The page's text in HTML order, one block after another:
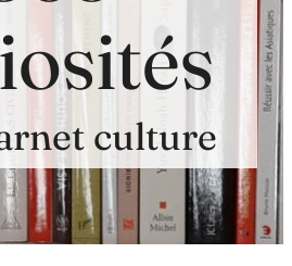
culture